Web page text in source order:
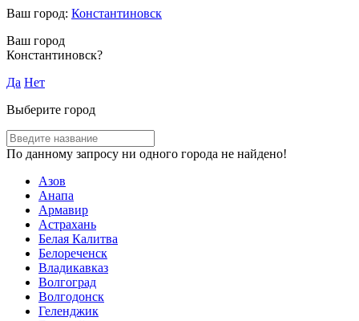
Ваш город: Константиновск
Ваш город
Константиновск?
Да Нет
Выберите город
По данному запросу ни одного города не найдено!
Азов
Анапа
Армавир
Астрахань
Белая Калитва
Белореченск
Владикавказ
Волгоград
Волгодонск
Геленджик